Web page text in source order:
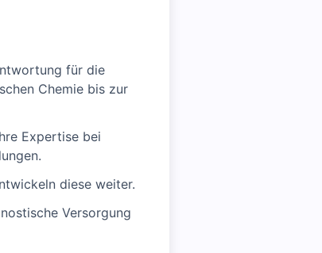
für die
Chemie bis zur
Expertise bei
diese weiter.
Versorgung